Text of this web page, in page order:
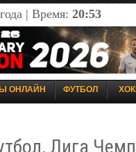
| Время: 20:53
ОНЛАЙН ФУТБОЛ
Лига